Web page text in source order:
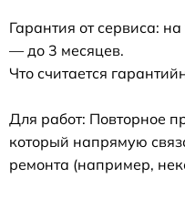
Гарантия от сервиса:
— до 3 месяцев.
Что считается
Для работ: Повторное
который напрямую
ремонта (например,